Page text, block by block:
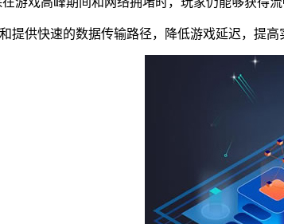
供快速的数据传输路径，降低游戏延迟，提高